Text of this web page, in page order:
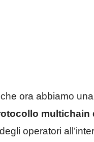
ora abbiamo
multichain
operatori